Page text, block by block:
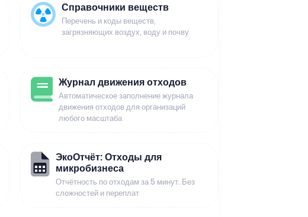
Справочники веществ
Перечень и коды веществ,
загрязняющих воздух, воду и почву
Журнал движения отходов
Автоматическое заполнение журнала
движения отходов для организаций
любого масштаба
ЭкоОтчёт: Отходы для
микробизнеса
Отчётность по отходам за 5 минут. Без
сложностей и переплат